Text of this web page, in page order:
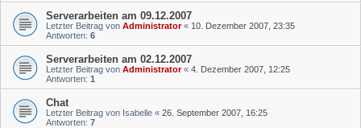
Serverarbeiten am 09.12.2007
Letzter Beitrag von Administrator« 10. Dezember 2007, 23:35
Antworten: 6
Serverarbeiten am 02.12.2007
Letzter Beitrag von Administrator« 4. Dezember 2007, 12:25
Antworten: 1
Chat
Letzter Beitrag von Isabelle « 26. September 2007, 16:25
Antworten: 7